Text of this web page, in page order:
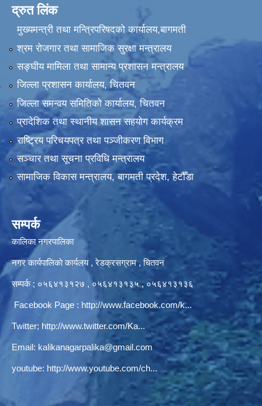
द्रुत लिंक
मुख्यमन्त्री तथा मन्त्रिपरिषदको कार्यालय,बागमती
श्रम रोजगार तथा सामाजिक सुरक्षा मन्त्रालय
सङ्‍घीय मामिला तथा सामान्य प्रशासन मन्त्रालय
जिल्ला प्रशासन कार्यालय, चितवन
जिल्ला समन्वय समितिको कार्यालय, चितवन
प्रादेशिक तथा स्थानीय शासन सहयोग कार्यक्रम
राष्ट्रिय परिचयपत्र तथा पञ्‍जीकरण विभाग
सञ्‍चार तथा सूचना प्रविधि मन्त्रालय
सामाजिक विकास मन्त्रालय, बागमती प्रदेश, हेटौँडा
सम्पर्क
कालिका नगरपालिका
नगर कार्यपालिकाे कार्यलय‍ , रेडक्रसग्राम , चितवन
सम्पर्क ; ०५६४१३१२७ , ०५६४१३१३५ , ०५६४१३१३६
Facebook Page : http://www.facebook.com/k...
Twitter; http://www.twitter.com/Ka...
Email: kalikanagarpalika@gmail.com
youtube: http://www.youtube.com/ch...